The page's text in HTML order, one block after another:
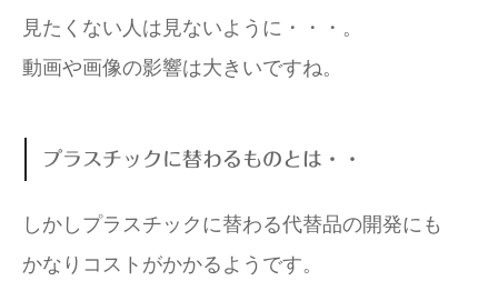
見たくない人は見ないように・・・。
動画や画像の影響は大きいですね。
プラスチックに替わるものとは・・
しかしプラスチックに替わる代替品の開発にも
かなりコストがかかるようです。